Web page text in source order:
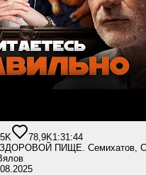
78,9K1:31:44
ПИЩЕ. Семихатов,